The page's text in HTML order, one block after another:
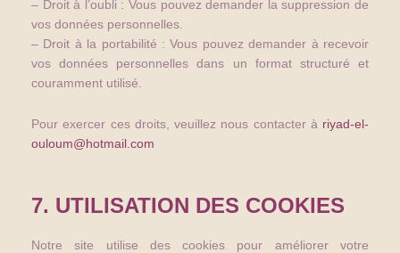
– Droit à l’oubli : Vous pouvez demander la suppression de
vos données personnelles.
– Droit à la portabilité : Vous pouvez demander à recevoir
vos données personnelles dans un format structuré et
couramment utilisé.
Pour exercer ces droits, veuillez nous contacter à riyad-el-
ouloum@hotmail.com
7. UTILISATION DES COOKIES
Notre site utilise des cookies pour améliorer votre